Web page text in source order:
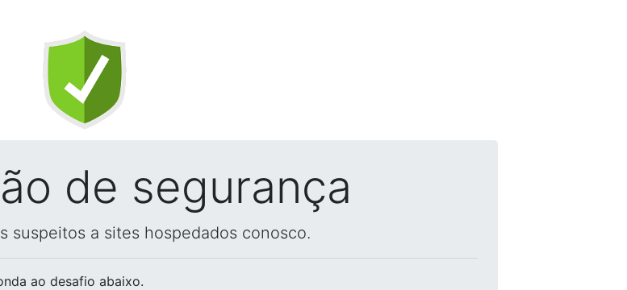
de segurança
suspeitos a sites hospedados conosco.
ao desafio abaixo.